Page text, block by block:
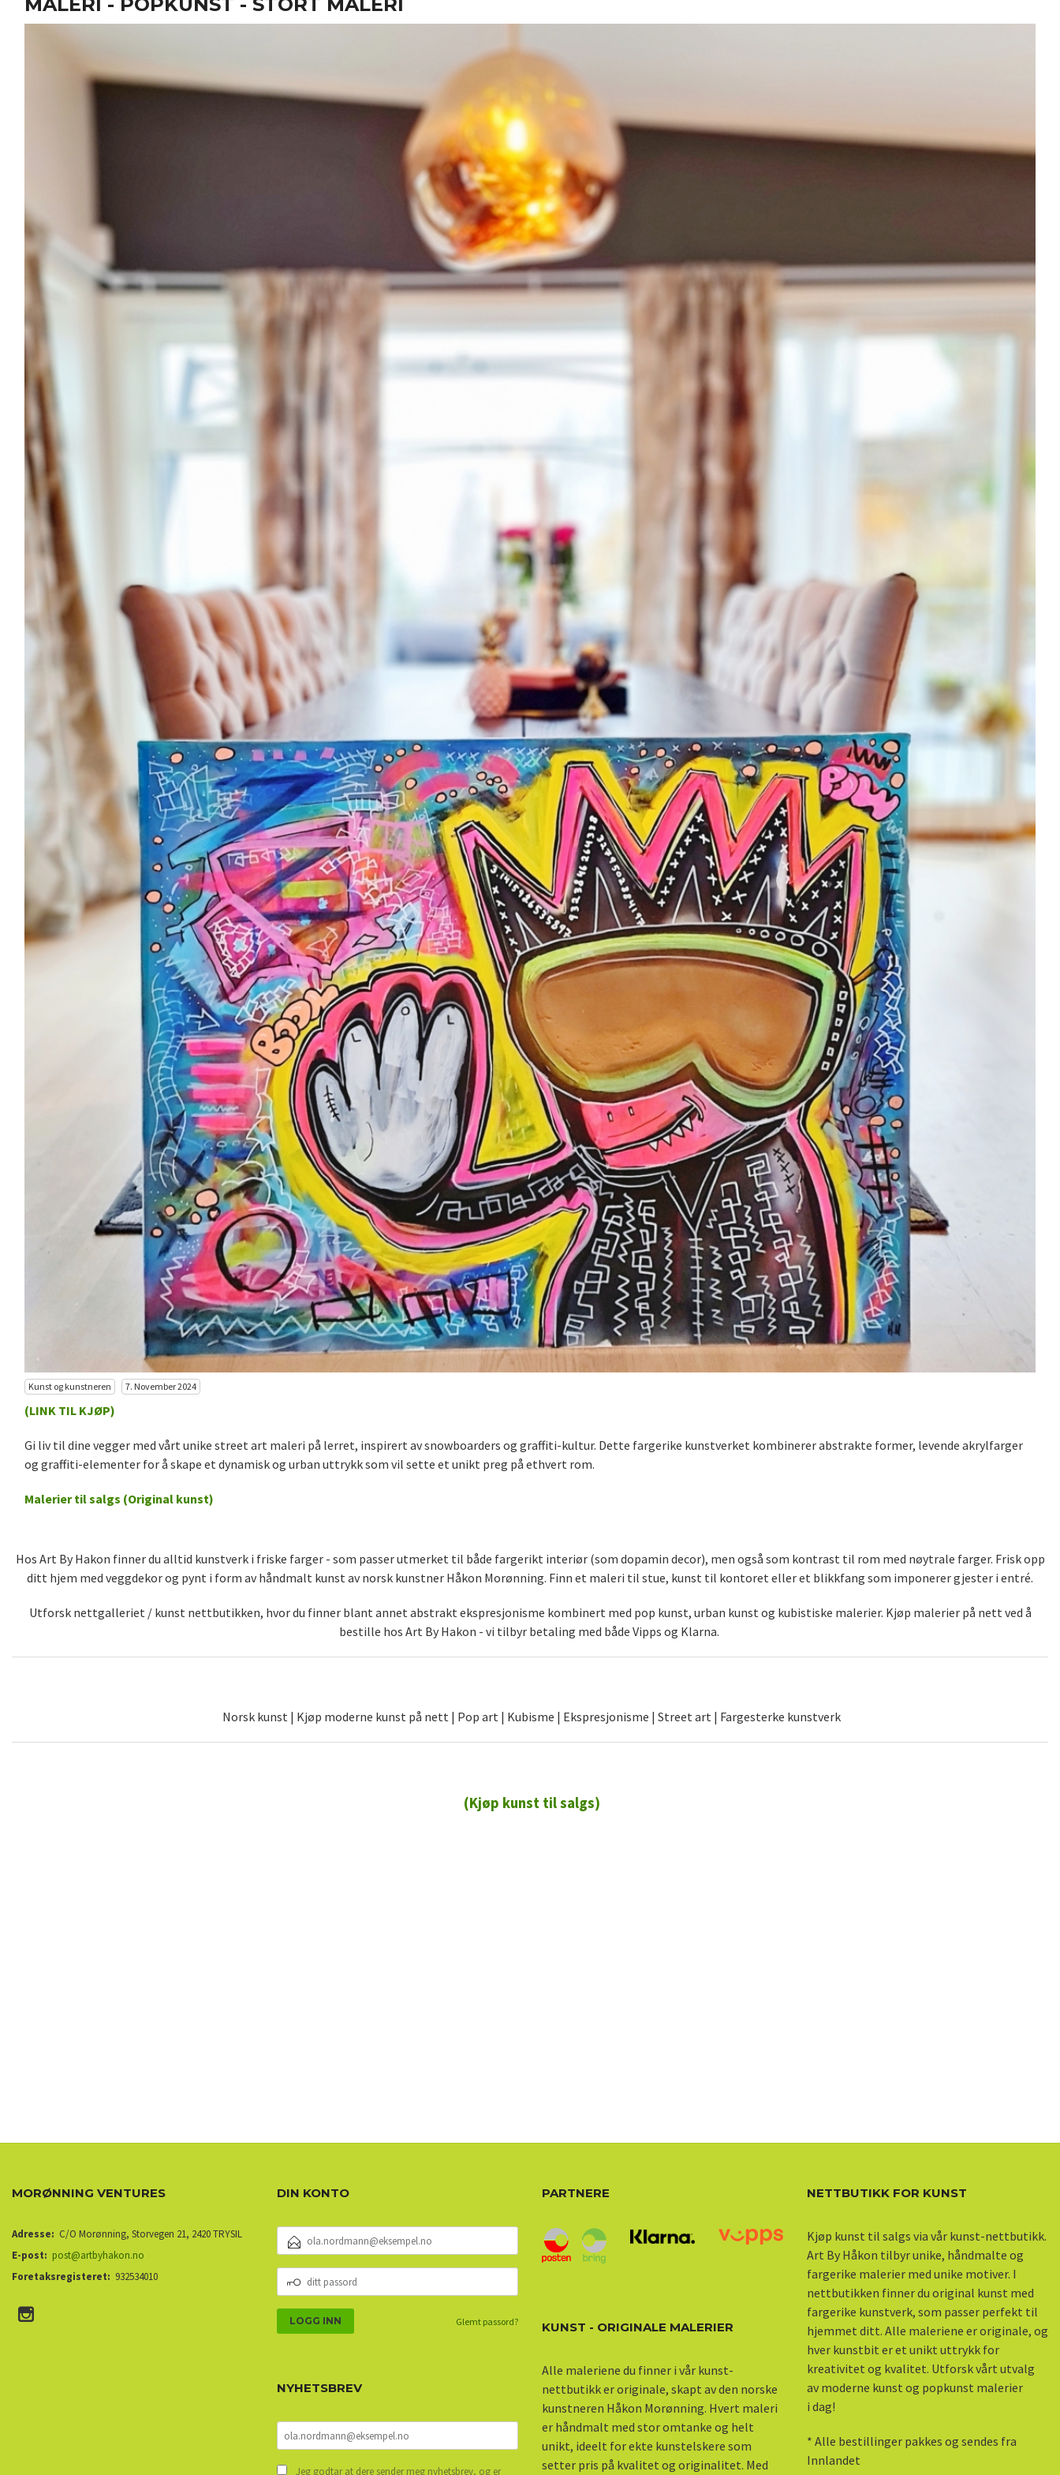
MALERI - POPKUNST - STORT MALERI
Kunst og kunstneren 7. November 2024
(LINK TIL KJØP)
Gi liv til dine vegger med vårt unike street art maleri på lerret, inspirert av snowboarders og graffiti-kultur. Dette fargerike kunstverket kombinerer abstrakte former, levende akrylfarger
og graffiti-elementer for å skape et dynamisk og urban uttrykk som vil sette et unikt preg på ethvert rom.
Malerier til salgs (Original kunst)
Hos Art By Hakon finner du alltid kunstverk i friske farger - som passer utmerket til både fargerikt interiør (som dopamin decor), men også som kontrast til rom med nøytrale farger. Frisk opp
ditt hjem med veggdekor og pynt i form av håndmalt kunst av norsk kunstner Håkon Morønning. Finn et maleri til stue, kunst til kontoret eller et blikkfang som imponerer gjester i entré.
Utforsk nettgalleriet / kunst nettbutikken, hvor du finner blant annet abstrakt ekspresjonisme kombinert med pop kunst, urban kunst og kubistiske malerier. Kjøp malerier på nett ved å
bestille hos Art By Hakon - vi tilbyr betaling med både Vipps og Klarna.
Norsk kunst | Kjøp moderne kunst på nett | Pop art | Kubisme | Ekspresjonisme | Street art | Fargesterke kunstverk
(Kjøp kunst til salgs)
MORØNNING VENTURES
Adresse: C/O Morønning, Storvegen 21, 2420 TRYSIL
E-post: post@artbyhakon.no
Foretaksregisteret: 932534010
DIN KONTO
POSTADRESSE
PASSORD
Glemt passord?
NYHETSBREV
Jeg godtar at dere sender meg nyhetsbrev, og er
PARTNERE
KUNST - ORIGINALE MALERIER
Alle maleriene du finner i vår kunst-
nettbutikk er originale, skapt av den norske
kunstneren Håkon Morønning. Hvert maleri
er håndmalt med stor omtanke og helt
unikt, ideelt for ekte kunstelskere som
setter pris på kvalitet og originalitet. Med
NETTBUTIKK FOR KUNST
Kjøp kunst til salgs via vår kunst-nettbutikk.
Art By Håkon tilbyr unike, håndmalte og
fargerike malerier med unike motiver. I
nettbutikken finner du original kunst med
fargerike kunstverk, som passer perfekt til
hjemmet ditt. Alle maleriene er originale, og
hver kunstbit er et unikt uttrykk for
kreativitet og kvalitet. Utforsk vårt utvalg
av moderne kunst og popkunst malerier
i dag!
* Alle bestillinger pakkes og sendes fra
Innlandet